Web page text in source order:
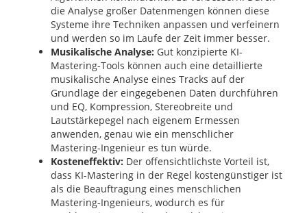
die Analyse großer Datenmengen können diese
Systeme ihre Techniken anpassen und verfeinern
und werden so im Laufe der Zeit immer besser.
Musikalische Analyse: Gut konzipierte KI-
Mastering-Tools können auch eine detaillierte
musikalische Analyse eines Tracks auf der
Grundlage der eingegebenen Daten durchführen
und EQ, Kompression, Stereobreite und
Lautstärkepegel nach eigenem Ermessen
anwenden, genau wie ein menschlicher
Mastering-Ingenieur es tun würde.
Kosteneffektiv: Der offensichtlichste Vorteil ist,
dass KI-Mastering in der Regel kostengünstiger ist
als die Beauftragung eines menschlichen
Mastering-Ingenieurs, wodurch es für